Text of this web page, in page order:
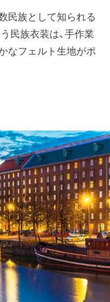
民族として知られる
民族衣装は、手作業
なフェルト生地がポ